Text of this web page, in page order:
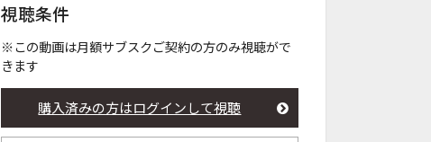
視聴条件
※この動画は月額サブスクご契約の方のみ視聴がで
きます
購入済みの方はログインして視聴